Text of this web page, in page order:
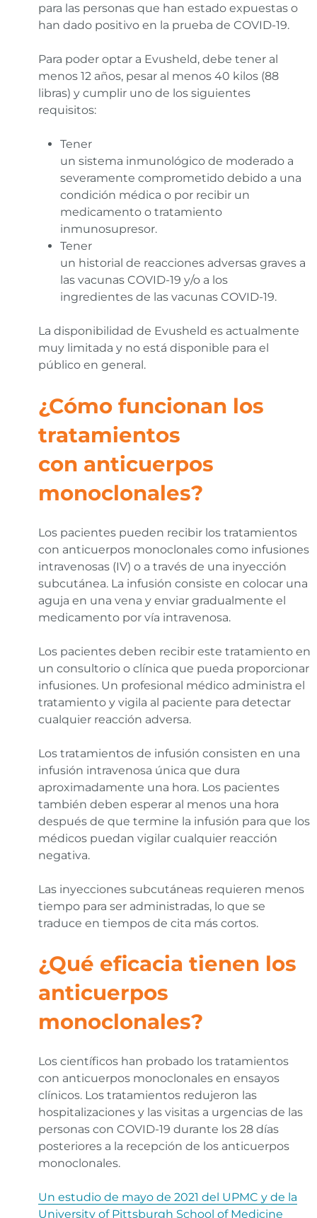
para las personas que han estado expuestas o
han dado positivo en la prueba de COVID-19.
Para poder optar a Evusheld, debe tener al
menos 12 años, pesar al menos 40 kilos (88
libras) y cumplir uno de los siguientes
requisitos:
Tener
un sistema inmunológico de moderado a
severamente comprometido debido a una
condición médica o por recibir un
medicamento o tratamiento
inmunosupresor.
Tener
un historial de reacciones adversas graves a
las vacunas COVID-19 y/o a los
ingredientes de las vacunas COVID-19.
La disponibilidad de Evusheld es actualmente
muy limitada y no está disponible para el
público en general.
¿Cómo funcionan los
tratamientos
con anticuerpos
monoclonales?
Los pacientes pueden recibir los tratamientos
con anticuerpos monoclonales como infusiones
intravenosas (IV) o a través de una inyección
subcutánea. La infusión consiste en colocar una
aguja en una vena y enviar gradualmente el
medicamento por vía intravenosa.
Los pacientes deben recibir este tratamiento en
un consultorio o clínica que pueda proporcionar
infusiones. Un profesional médico administra el
tratamiento y vigila al paciente para detectar
cualquier reacción adversa.
Los tratamientos de infusión consisten en una
infusión intravenosa única que dura
aproximadamente una hora. Los pacientes
también deben esperar al menos una hora
después de que termine la infusión para que los
médicos puedan vigilar cualquier reacción
negativa.
Las inyecciones subcutáneas requieren menos
tiempo para ser administradas, lo que se
traduce en tiempos de cita más cortos.
¿Qué eficacia tienen los
anticuerpos
monoclonales?
Los científicos han probado los tratamientos
con anticuerpos monoclonales en ensayos
clínicos. Los tratamientos redujeron las
hospitalizaciones y las visitas a urgencias de las
personas con COVID-19 durante los 28 días
posteriores a la recepción de los anticuerpos
monoclonales.
Un estudio de mayo de 2021 del UPMC y de la
University of Pittsburgh School of Medicine